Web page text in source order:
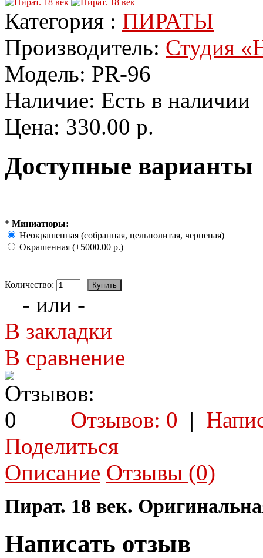
Категория : ПИРАТЫ
Производитель: Студия
Модель: PR-96
Наличие: Есть в наличии
Цена: 330.00 р.
Доступные варианты
* Миниатюры:
Неокрашенная (собранная, цельнолитая, черненая)
Окрашенная (+5000.00 р.)
Количество:
- или -
В закладки
В сравнение
Отзывов: 0 |
Поделиться
Описание Отзывы (0)
Пират. 18 век.
Написать отзыв